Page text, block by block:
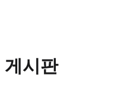
게시판